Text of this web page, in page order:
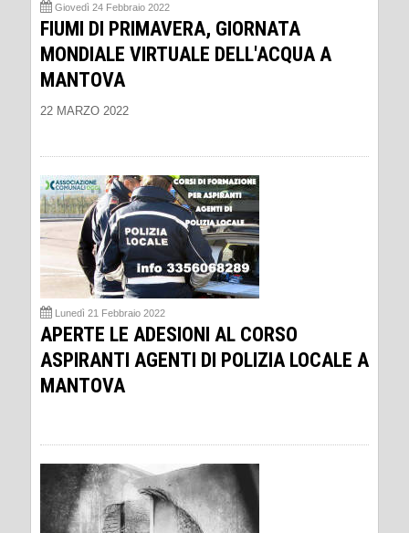
Giovedì 24 Febbraio 2022
FIUMI DI PRIMAVERA, GIORNATA
MONDIALE VIRTUALE DELL'ACQUA A
MANTOVA
22 MARZO 2022
Lunedì 21 Febbraio 2022
APERTE LE ADESIONI AL CORSO
ASPIRANTI AGENTI DI POLIZIA LOCALE A
MANTOVA